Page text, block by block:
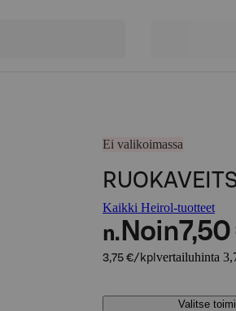
Ei valikoimassa
Kaikki Heirol-tuotteet
n. Noin
3,75 €/kpl vertailuhinta
Valitse